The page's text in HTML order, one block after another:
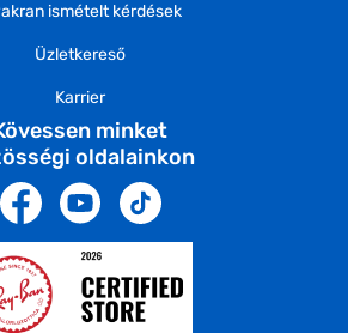
ismételt kérdések
Üzletkereső
Karrier
minket
oldalainkon